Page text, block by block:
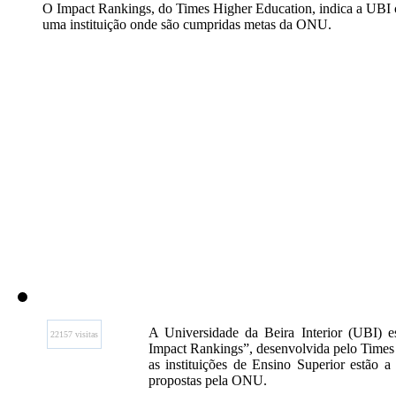
O Impact Rankings, do Times Higher Education, indica a UBI
uma instituição onde são cumpridas metas da ONU.
22157 visitas
A Universidade da Beira Interior (UBI)
Impact Rankings”, desenvolvida pelo
as instituições de Ensino Superior estão
propostas pela ONU.